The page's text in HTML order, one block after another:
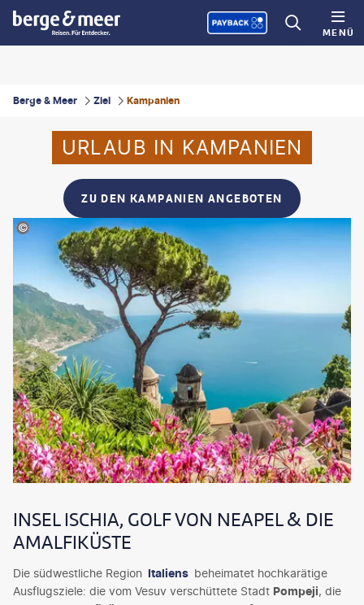
MENÜ
Berge & Meer Ziel Kampanien
URLAUB IN KAMPANIEN
ZU DEN KAMPANIEN ANGEBOTEN
stock.adobe.com
INSEL ISCHIA, GOLF VON NEAPEL & DIE
AMALFIKÜSTE
Die südwestliche Region Italiens beheimatet hochkarätige
Ausflugsziele: die vom Vesuv verschüttete Stadt Pompeji, die